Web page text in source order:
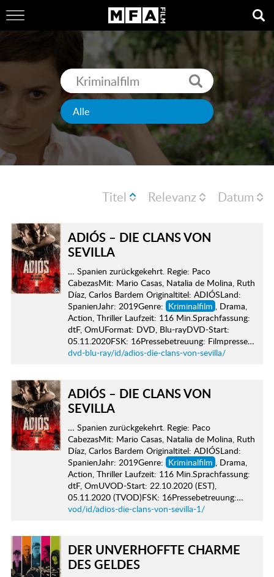
Titel Relevanz Datum
ADIÓS – DIE CLANS VON
SEVILLA
… Spanien zurückgekehrt. Regie: Paco
CabezasMit: Mario Casas, Natalia de Molina, Ruth
Díaz, Carlos Bardem Originaltitel: ADIÓSLand:
SpanienJahr: 2019Genre: Kriminalfilm , Drama,
Action, Thriller Laufzeit: 116 Min.Sprachfassung:
dtF, OmUFormat: DVD, Blu-rayDVD-Start:
05.11.2020FSK: 16Pressebetreuung: Filmpresse…
dvd-blu-ray/id/adios-die-clans-von-sevilla/
ADIÓS – DIE CLANS VON
SEVILLA
… Spanien zurückgekehrt. Regie: Paco
CabezasMit: Mario Casas, Natalia de Molina, Ruth
Díaz, Carlos Bardem Originaltitel: ADIÓSLand:
SpanienJahr: 2019Genre: Kriminalfilm , Drama,
Action, Thriller Laufzeit: 116 Min.Sprachfassung:
dtF, OmUVOD-Start: 22.10.2020 (EST),
05.11.2020 (TVOD)FSK: 16Pressebetreuung:…
vod/id/adios-die-clans-von-sevilla-1/
DER UNVERHOFFTE CHARME
DES GELDES